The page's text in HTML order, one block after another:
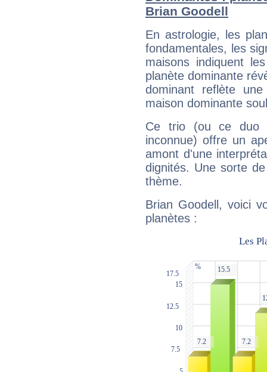
Brian Goodell
En astrologie, les
fondamentales, les
maisons indiquent
planète dominante
dominant reflète
maison dominante
Ce trio (ou ce duo
inconnue) offre un
amont d'une
dignités. Une sorte
thème.
Brian Goodell, voici
planètes :